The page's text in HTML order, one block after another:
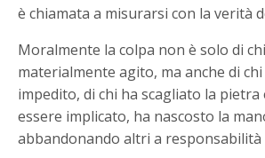
è chiamata a misurarsi con la verità
Moralmente la colpa non è solo di
materialmente agito, ma anche di
impedito, di chi ha scagliato la
essere implicato, ha nascosto la
abbandonando altri a responsabilità